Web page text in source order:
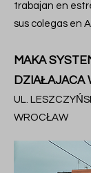
trabajan en
sus colegas en
MAKA
DZIAŁAJACA
UL.
WROCŁAW